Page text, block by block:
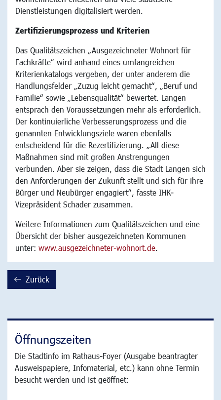
Dienstleistungen digitalisiert werden.
Zertifizierungsprozess und Kriterien
Das Qualitätszeichen „Ausgezeichneter Wohnort für
Fachkräfte“ wird anhand eines umfangreichen
Kriterienkatalogs vergeben, der unter anderem die
Handlungsfelder „Zuzug leicht gemacht“, „Beruf und
Familie“ sowie „Lebensqualität“ bewertet. Langen
entsprach den Voraussetzungen mehr als erforderlich.
Der kontinuierliche Verbesserungsprozess und die
genannten Entwicklungsziele waren ebenfalls
entscheidend für die Rezertifizierung. „All diese
Maßnahmen sind mit großen Anstrengungen
verbunden. Aber sie zeigen, dass die Stadt Langen sich
den Anforderungen der Zukunft stellt und sich für ihre
Bürger und Neubürger engagiert“, fasste IHK-
Vizepräsident Schader zusammen.
Weitere Informationen zum Qualitätszeichen und eine
Übersicht der bisher ausgezeichneten Kommunen
unter: www.ausgezeichneter-wohnort.de.
backward Zurück
Öffnungszeiten
Die Stadtinfo im Rathaus-Foyer (Ausgabe beantragter
Ausweispapiere, Infomaterial, etc.) kann ohne Termin
besucht werden und ist geöffnet: